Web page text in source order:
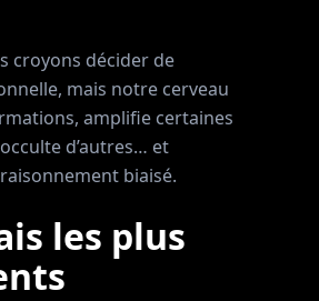
croyons décider de
mais notre cerveau
amplifie certaines
d’autres… et
biaisé.
les plus